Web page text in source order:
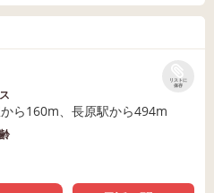
リストに
保存
ら160m、長原駅から494m